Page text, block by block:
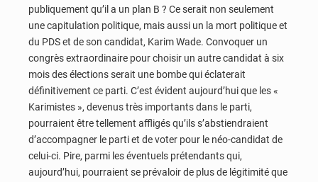
publiquement qu’il a un plan B ? Ce serait non seulement
une capitulation politique, mais aussi un la mort politique et
du PDS et de son candidat, Karim Wade. Convoquer un
congrès extraordinaire pour choisir un autre candidat à six
mois des élections serait une bombe qui éclaterait
définitivement ce parti. C’est évident aujourd’hui que les «
Karimistes », devenus très importants dans le parti,
pourraient être tellement affligés qu’ils s’abstiendraient
d’accompagner le parti et de voter pour le néo-candidat de
celui-ci. Pire, parmi les éventuels prétendants qui,
aujourd’hui, pourraient se prévaloir de plus de légitimité que